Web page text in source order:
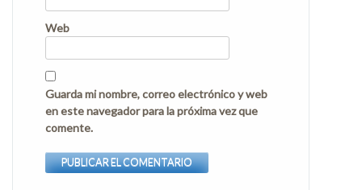
Web
Guarda mi nombre, correo electrónico y web
en este navegador para la próxima vez que
comente.